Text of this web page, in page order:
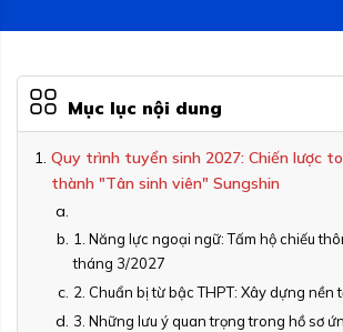
Mục lục nội dung
Quy trình tuyển sinh 2027: Chiến lược
thành "Tân sinh viên" Sungshin
1. Năng lực ngoại ngữ: Tấm hộ chiếu
tháng 3/2027
2. Chuẩn bị từ bậc THPT: Xây dựng nền
3. Những lưu ý quan trọng trong hồ sơ